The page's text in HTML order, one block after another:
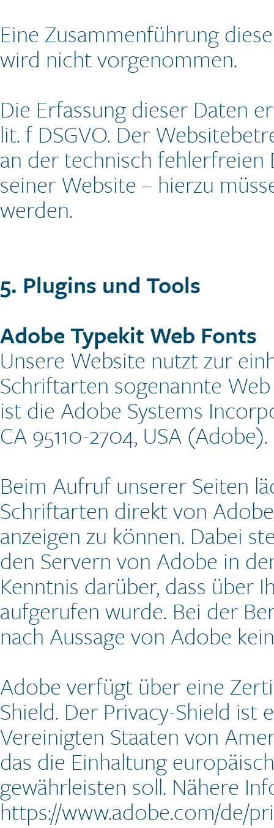
Eine Zusammenführung
wird nicht vorgenommen.
Die Erfassung dieser Daten
lit. f DSGVO. Der
an der technisch
seiner Website – hierzu
werden.
5. Plugins und Tools
Adobe Typekit Web Fonts
Unsere Website nutzt zur
Schriftarten sogenannte
ist die Adobe Systems
CA 95110-2704, USA (Adobe).
Beim Aufruf unserer Seiten
Schriftarten direkt von
anzeigen zu können. Dabei
den Servern von Adobe in
Kenntnis darüber, dass über
aufgerufen wurde. Bei der
nach Aussage von Adobe
Adobe verfügt über eine
Shield. Der Privacy-Shield
Vereinigten Staaten von
das die Einhaltung
gewährleisten soll. Nähere
https://www.adobe.com/de/